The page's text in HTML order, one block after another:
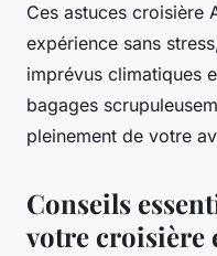
Ces astuces croisière
expérience sans
imprévus climatiques
bagages
pleinement de votre
Conseils
votre croisière